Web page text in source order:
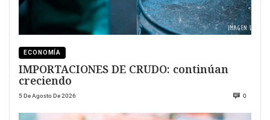
ECONOMÍA
IMPORTACIONES DE CRUDO: continúan
creciendo
5 De Agosto De 2026 0